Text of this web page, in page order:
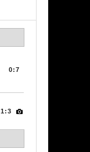
0:7
1:3